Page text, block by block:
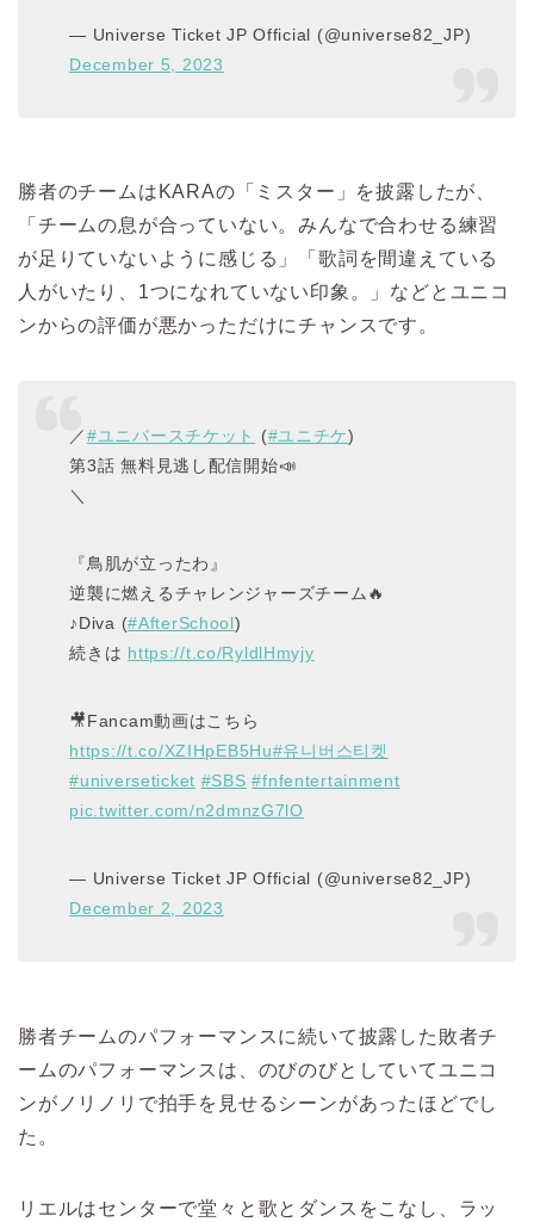
— Universe Ticket JP Official (@universe82_JP)
December 5, 2023
勝者のチームはKARAの「ミスター」を披露したが、
「チームの息が合っていない。みんなで合わせる練習
が足りていないように感じる」「歌詞を間違えている
人がいたり、1つになれていない印象。」などとユニコ
ンからの評価が悪かっただけにチャンスです。
／#ユニバースチケット (#ユニチケ)
第3話 無料見逃し配信開始📣
＼
『鳥肌が立ったわ』
逆襲に燃えるチャレンジャーズチーム🔥
♪Diva (#AfterSchool)
続きは https://t.co/RyldlHmyjy
🎥Fancam動画はこちら
https://t.co/XZIHpEB5Hu#유니버스티켓
#universeticket #SBS #fnfentertainment
pic.twitter.com/n2dmnzG7lO
— Universe Ticket JP Official (@universe82_JP)
December 2, 2023
勝者チームのパフォーマンスに続いて披露した敗者チ
ームのパフォーマンスは、のびのびとしていてユニコ
ンがノリノリで拍手を見せるシーンがあったほどでし
た。
リエルはセンターで堂々と歌とダンスをこなし、ラッ